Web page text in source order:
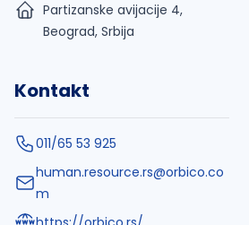
Partizanske avijacije 4,
Beograd, Srbija
Kontakt
011/65 53 925
human.resource.rs@orbico.co
m